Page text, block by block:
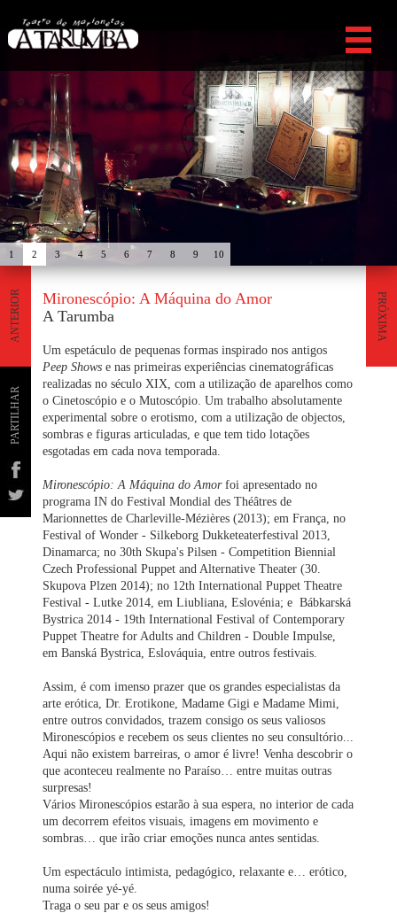
1 2 3 4 5 6 7 8 9 10
PRÓXIMA
ANTERIOR
PARTILHAR
Mironescópio: A Máquina do Amor
A Tarumba
Um espetáculo de pequenas formas inspirado nos antigos
Peep Shows e nas primeiras experiências cinematográficas
realizadas no século XIX, com a utilização de aparelhos como
o Cinetoscópio e o Mutoscópio. Um trabalho absolutamente
experimental sobre o erotismo, com a utilização de objectos,
sombras e figuras articuladas, e que tem tido lotações
esgotadas em cada nova temporada.
Mironescópio: A Máquina do Amorfoi apresentado no
programa IN do Festival Mondial des Théâtres de
Marionnettes de Charleville-Mézières (2013); em França, no
Festival of Wonder - Silkeborg Dukketeaterfestival 2013,
Dinamarca; no 30th Skupa's Pilsen - Competition Biennial
Czech Professional Puppet and Alternative Theater (30.
Skupova Plzen 2014); no 12th International Puppet Theatre
Festival - Lutke 2014, em Liubliana, Eslovénia; e Bábkarská
Bystrica 2014 - 19th International Festival of Contemporary
Puppet Theatre for Adults and Children - Double Impulse,
em Banská Bystrica, Eslováquia, entre outros festivais.
Assim, é com imenso prazer que os grandes especialistas da
arte erótica, Dr. Erotikone, Madame Gigi e Madame Mimi,
entre outros convidados, trazem consigo os seus valiosos
Mironescópios e recebem os seus clientes no seu consultório...
Aqui não existem barreiras, o amor é livre! Venha descobrir o
que aconteceu realmente no Paraíso… entre muitas outras
surpresas!
Vários Mironescópios estarão à sua espera, no interior de cada
um decorrem efeitos visuais, imagens em movimento e
sombras… que irão criar emoções nunca antes sentidas.
Um espectáculo intimista, pedagógico, relaxante e… erótico,
numa soirée yé-yé.
Traga o seu par e os seus amigos!